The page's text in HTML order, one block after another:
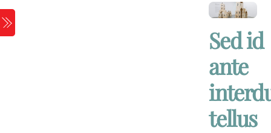
Skip
to
content
Sed id
ante
tellus